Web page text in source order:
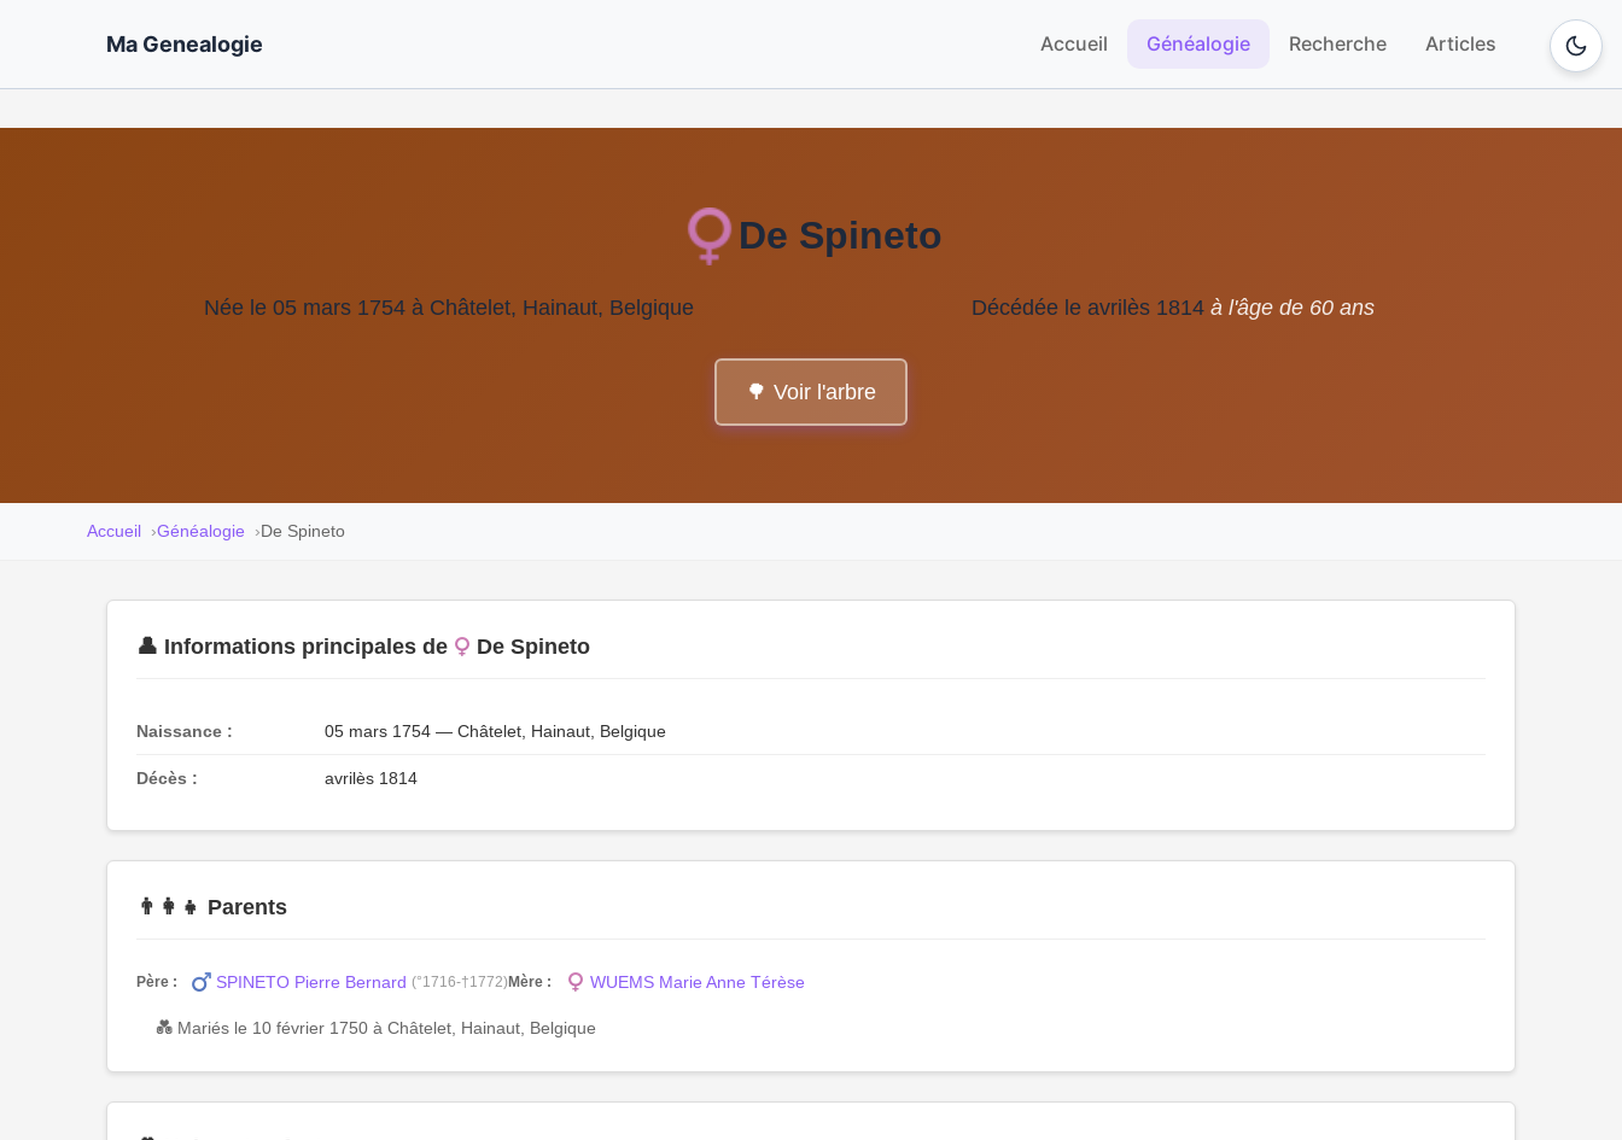
Ma Genealogie Accueil Généalogie Recherche Articles
De Spineto
Née le 05 mars 1754 à Châtelet, Hainaut, Belgique Décédée le avrilès 1814 à l'âge de 60 ans
🌳 Voir l'arbre
Accueil Généalogie De Spineto
👤 Informations principales de De Spineto
Naissance : 05 mars 1754 — Châtelet, Hainaut, Belgique
Décès : avrilès 1814
👨‍👩‍👧 Parents
Père : SPINETO Pierre Bernard (°1716-†1772)Mère : WUEMS Marie Anne Térèse
💑 Mariés le 10 février 1750 à Châtelet, Hainaut, Belgique